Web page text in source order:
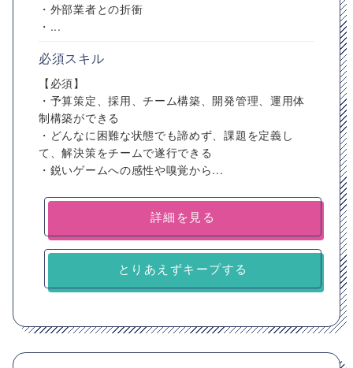
・外部業者との折衝
・...
必須スキル
【必須】
・予算策定、採用、チーム構築、開発管理、運用体
制構築ができる
・どんなに困難な状態でも諦めず、課題を定義し
て、解決策をチームで遂行できる
・鋭いゲームへの感性や嗅覚から...
詳細を見る
とりあえずキープする